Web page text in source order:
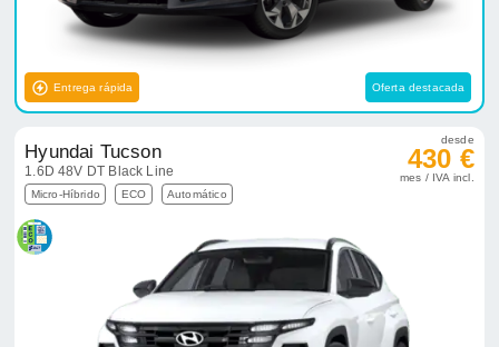
Entrega rápida Oferta destacada
Hyundai Tucson
1.6D 48V DT Black Line
Micro-Híbrido ECO Automático
desde
430 €
mes / IVA incl.